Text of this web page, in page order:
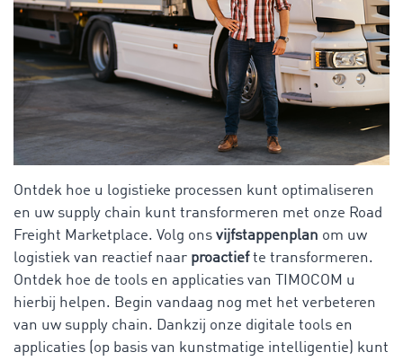
Ontdek hoe u logistieke processen kunt optimaliseren
en uw supply chain kunt transformeren met onze Road
Freight Marketplace. Volg ons vijfstappenplan om uw
logistiek van reactief naar proactiefte transformeren.
Ontdek hoe de tools en applicaties van TIMOCOM u
hierbij helpen. Begin vandaag nog met het verbeteren
van uw supply chain. Dankzij onze digitale tools en
applicaties (op basis van kunstmatige intelligentie) kunt